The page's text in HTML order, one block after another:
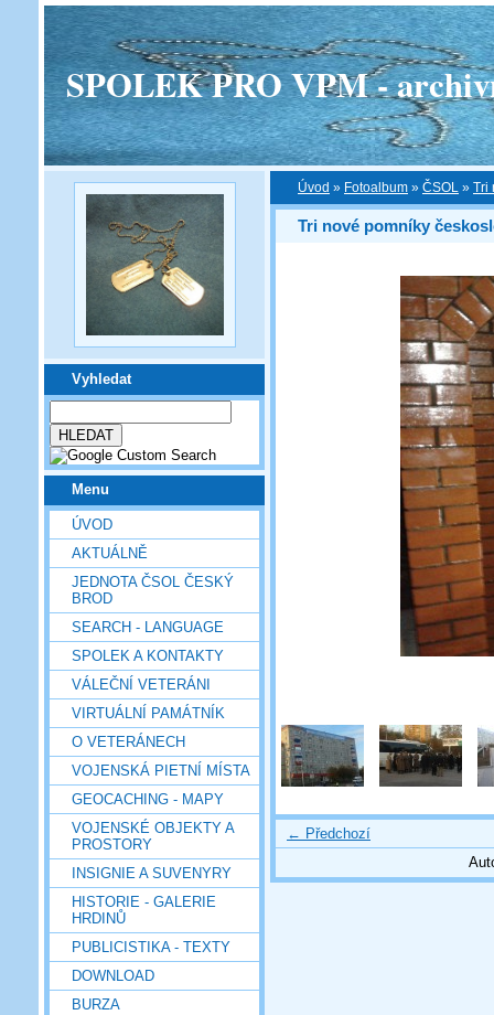
SPOLEK PRO VPM -
Vyhledat
Menu
ÚVOD
AKTUÁLNĚ
JEDNOTA ČSOL ČESKÝ
BROD
SEARCH - LANGUAGE
SPOLEK A KONTAKTY
VÁLEČNÍ VETERÁNI
VIRTUÁLNÍ PAMÁTNÍK
O VETERÁNECH
VOJENSKÁ PIETNÍ MÍSTA
GEOCACHING - MAPY
VOJENSKÉ OBJEKTY A
PROSTORY
INSIGNIE A SUVENYRY
HISTORIE - GALERIE
HRDINŮ
PUBLICISTIKA - TEXTY
DOWNLOAD
BURZA
Úvod » Fotoalbum » ČSOL » Tri
Tri nové pomníky
← Předchozí